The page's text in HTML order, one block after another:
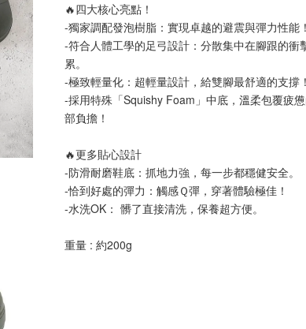
NT$ 899
NT$ 1,080
- +
加入購物車
🔥四大核心亮點！
-獨家調配發泡樹脂：實現卓越的避震與彈力性能
-符合人體工學的足弓設計：分散集中在腳跟的衝
累。
-極致輕量化：超輕量設計，給雙腳最舒適的支撐！
-採用特殊「Squishy Foam」中底，溫柔包覆疲
部負擔！
🔥更多貼心設計
-防滑耐磨鞋底：抓地力強，每一步都穩健安全。
-恰到好處的彈力：觸感Ｑ彈，穿著體驗極佳！
-水洗OK： 髒了直接清洗，保養超方便。
重量 : 約200g